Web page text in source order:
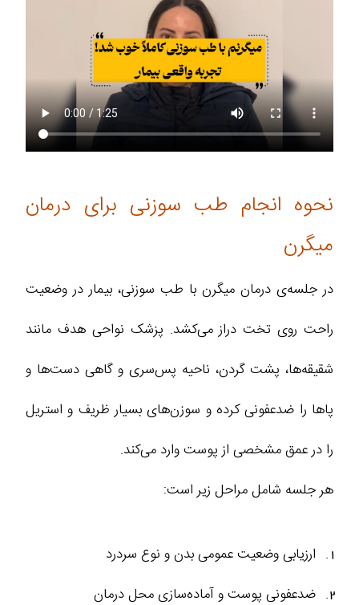
نحوه انجام طب سوزنی برای درمان
میگرن
در جلسه‌ی درمان میگرن با طب سوزنی، بیمار در وضعیت
راحت روی تخت دراز می‌کشد. پزشک نواحی هدف مانند
شقیقه‌ها، پشت گردن، ناحیه پس‌سری و گاهی دست‌ها و
پاها را ضدعفونی کرده و سوزن‌های بسیار ظریف و استریل
را در عمق مشخصی از پوست وارد می‌کند.
هر جلسه شامل مراحل زیر است:
ارزیابی وضعیت عمومی بدن و نوع سردرد
ضدعفونی پوست و آماده‌سازی محل درمان